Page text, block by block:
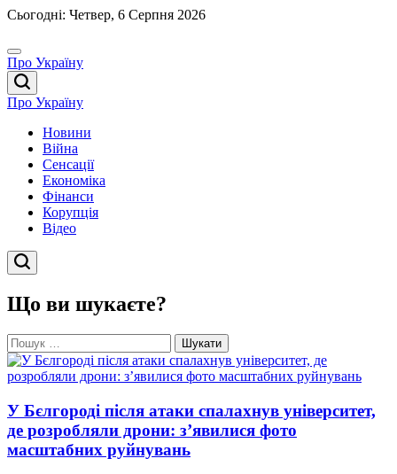
Перейти
вмісту
Сьогодні: Четвер, 6 Серпня 2026
Про Україну
Про Україну
Новини
Війна
Сенсації
Економіка
Фінанси
Корупція
Відео
Що ви шукаєте?
Пошук:
У Бєлгороді після атаки спалахнув університет,
де розробляли дрони: з’явилися фото
масштабних руйнувань